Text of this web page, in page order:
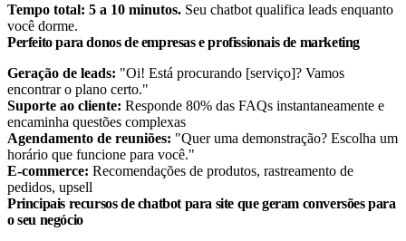
Tempo total: 5 a 10 minutos. Seu chatbot qualifica leads enquanto
você dorme.
Perfeito para donos de empresas e profissionais de marketing
Geração de leads: "Oi! Está procurando [serviço]? Vamos
encontrar o plano certo."
Suporte ao cliente: Responde 80% das FAQs instantaneamente e
encaminha questões complexas
Agendamento de reuniões: "Quer uma demonstração? Escolha um
horário que funcione para você."
E-commerce: Recomendações de produtos, rastreamento de
pedidos, upsell
Principais recursos de chatbot para site que geram conversões para
o seu negócio